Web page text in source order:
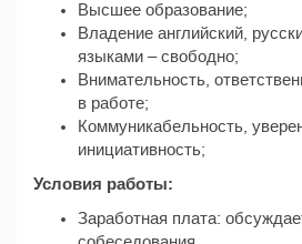
Высшее образование;
Владение английский,
языками – свободно;
Внимательность,
в работе;
Коммуникабельность,
инициативность;
Условия работы:
Заработная плата: